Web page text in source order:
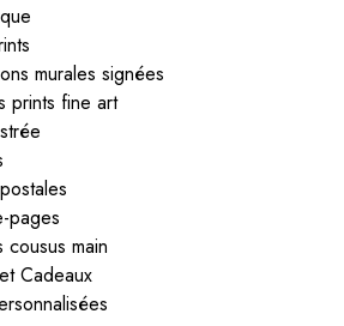
murales signées
prints fine art
pages
cousus main
Cadeaux